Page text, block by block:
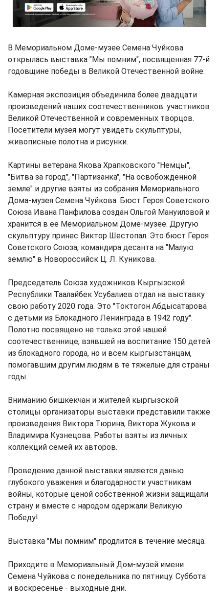
В Мемориальном Доме-музее Семена Чуйкова
открылась выставка "Мы помним", посвященная 77-й
годовщине победы в Великой Отечественной войне.
Камерная экспозиция объединила более двадцати
произведений наших соотечественников: участников
Великой Отечественной и современных творцов.
Посетители музея могут увидеть скульптуры,
живописные полотна и рисунки.
Картины ветерана Якова Храпковского "Немцы",
"Битва за город", "Партизанка", "На освобожденной
земле" и другие взяты из собрания Мемориального
Дома-музея Семена Чуйкова. Бюст Героя Советского
Союза Ивана Панфилова создан Ольгой Мануиловой и
хранится в ее Мемориальном Доме-музее. Другую
скульптуру принес Виктор Шестопал. Это бюст Героя
Советского Союза, командира десанта на "Малую
землю" в Новороссийск Ц. Л. Куникова.
Председатель Союза художников Кыргызской
Республики Таалайбек Усубалиев отдал на выставку
свою работу 2020 года. Это "Токтогон Абдысатарова
с детьми из Блокадного Ленинграда в 1942 году".
Полотно посвящено не только этой нашей
соотечественнице, взявшей на воспитание 150 детей
из блокадного города, но и всем кыргызстанцам,
помогавшим другим людям в те тяжелые для страны
годы.
Вниманию бишкекчан и жителей кыргызской
столицы организаторы выставки представили также
произведения Виктора Тюрина, Виктора Жукова и
Владимира Кузнецова. Работы взяты из личных
коллекций семей их авторов.
Проведение данной выставки является данью
глубокого уважения и благодарности участникам
войны, которые ценой собственной жизни защищали
страну и вместе с народом одержали Великую
Победу!
Выставка "Мы помним" продлится в течение месяца.
Приходите в Мемориальный Дом-музей имени
Семена Чуйкова с понедельника по пятницу. Суббота
и воскресенье - выходные дни.